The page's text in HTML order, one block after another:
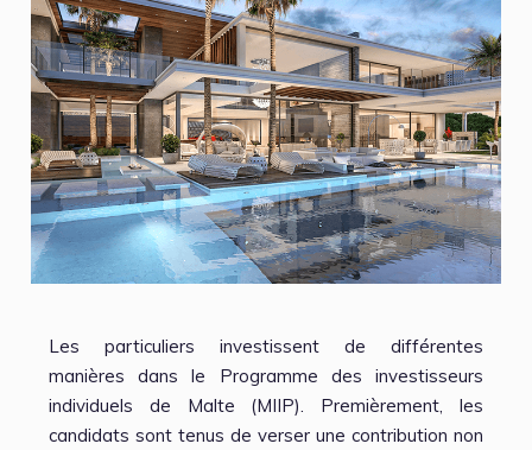
Les particuliers investissent de différentes
manières dans le Programme des investisseurs
individuels de Malte (MIIP). Premièrement, les
candidats sont tenus de verser une contribution non